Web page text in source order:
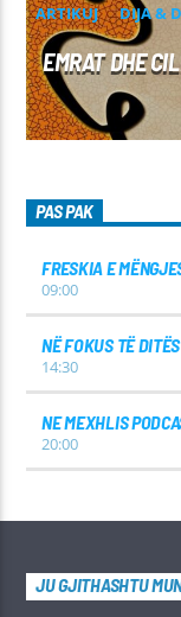
ARTIKUJ DIJA &
EMRAT DHE
PAS PAK
FRESKIA E
09:00
NË FOKUS TË DITËS
14:30
NE MEXHLIS
20:00
JU GJITHASHTU